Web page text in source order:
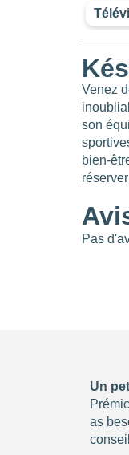
Venez
son
bien-
Pas
Un
as